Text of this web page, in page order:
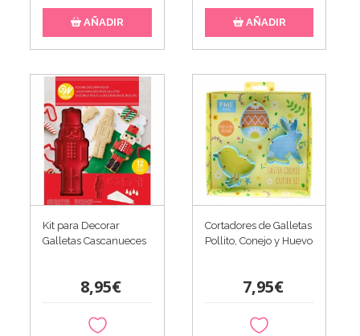
AÑADIR AÑADIR
Kit para Decorar
Galletas Cascanueces
8,95€
Cortadores de Galletas
Pollito, Conejo y Huevo
7,95€